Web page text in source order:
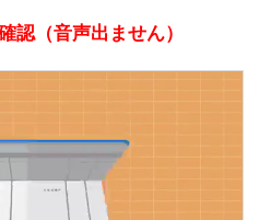
認（音声出ません）